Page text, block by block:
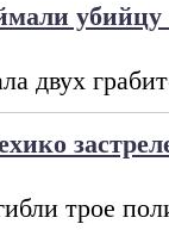
убийцу
двух
трое